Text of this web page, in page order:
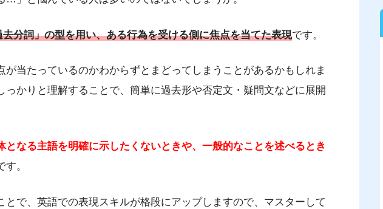
分詞」の型を用い、ある行為を受ける側に焦点を当てた表現です。
が当たっているのかわからずとまどってしまうことがあるかもしれま
っかりと理解することで、簡単に過去形や否定文・疑問文などに展開
となる主語を明確に示したくないときや、一般的なことを述べるとき
す。
とで、英語での表現スキルが格段にアップしますので、マスターして